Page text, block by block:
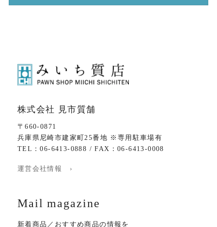
株式会社 見市質舗
〒660-0871
兵庫県尼崎市建家町25番地 ※専用駐車場有
TEL：06-6413-0888 / FAX：06-6413-0008
運営会社情報 ›
Mail magazine
新着商品／おすすめ商品の情報を